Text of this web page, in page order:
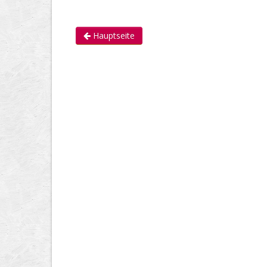
Hauptseite